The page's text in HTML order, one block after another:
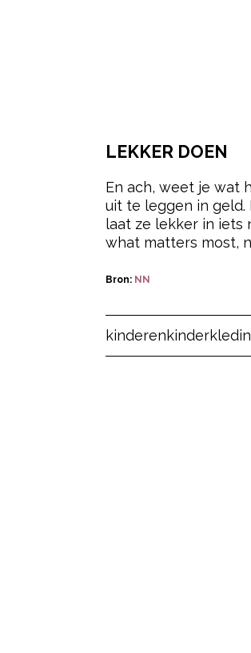
LEKKER DOEN
En ach, weet je wat
uit te leggen in geld.
laat ze lekker in iets
what matters most,
Bron: NN
Post Views: 16
kinderen